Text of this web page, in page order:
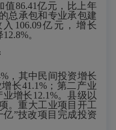
值86.41亿元，比上年
总承包和专业承包建
106.09亿元，增长
12.8%。
%，其中民间投资增长
增长41.1%；第二产业
业增长12.1%。县级以
。重大工业项目开工
亿”技改项目完成投资